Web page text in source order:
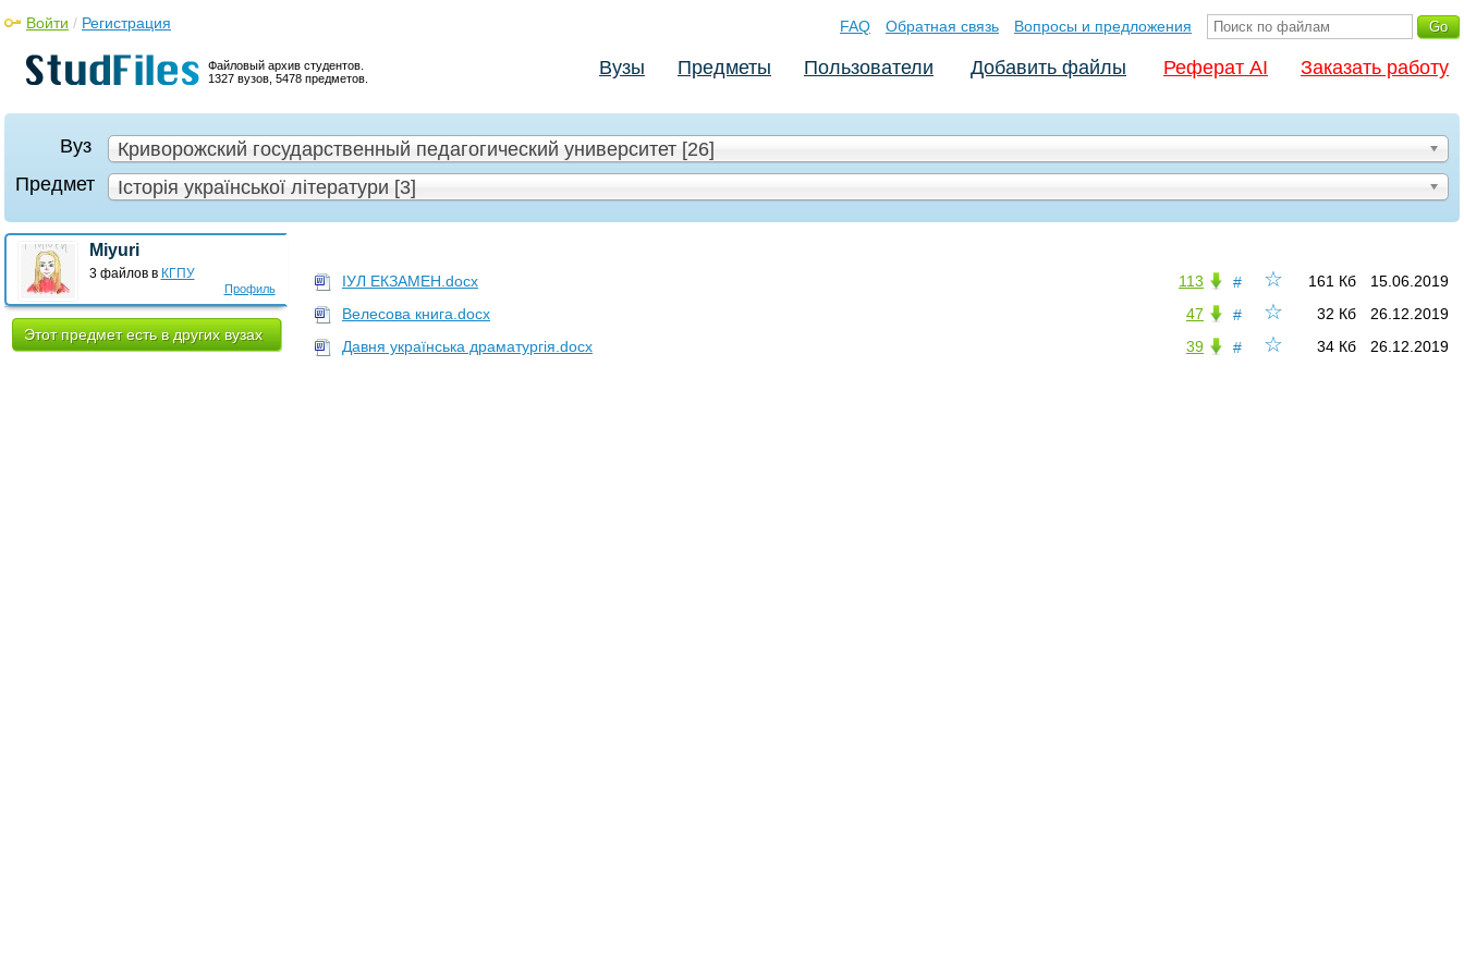
Файловый архив студентов.
1327 вузов, 5478 предметов.
Войти / Регистрация FAQ Обратная связь Вопросы и предложения
Вузы Предметы Пользователи Добавить файлы Реферат AI Заказать работу
Вуз
Криворожский государственный педагогический университет [26]
Предмет
Історія української літератури [3]
Профиль
Miyuri
3 файлов в КГПУ
Этот предмет есть в других вузах
☆
# 15.06.2019
161 Кб
113
ІУЛ ЕКЗАМЕН.docx
☆
# 26.12.2019
32 Кб
47
Велесова книга.docx
☆
# 26.12.2019
34 Кб
39
Давня українська драматургія.docx